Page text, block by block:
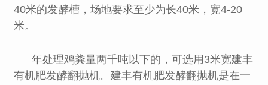
40米的发酵槽，场地要求至少为长40米，宽4-20
米。
年处理鸡粪量两千吨以下的，可选用3米宽建丰
有机肥发酵翻抛机。建丰有机肥发酵翻抛机是在一